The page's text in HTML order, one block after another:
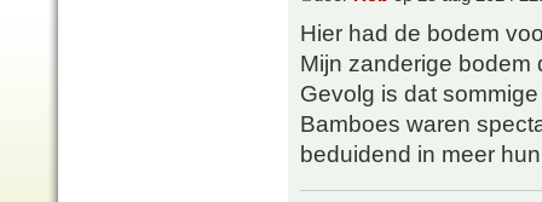
Hier had de bodem
Mijn zanderige bodem
Gevolg is dat
Bamboes waren
beduidend in meer